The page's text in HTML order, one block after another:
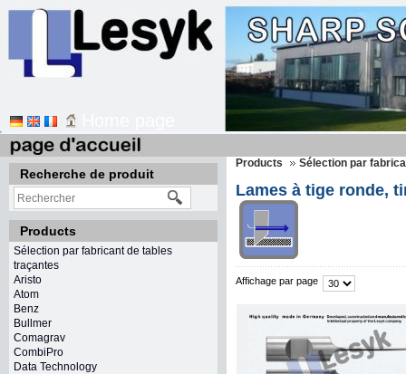
Recherche de produit
Products
Sélection par fabricant de tables
traçantes
Aristo
Atom
Benz
Bullmer
Comagrav
CombiPro
Data Technology
Products Sélection par
Lames à tige ronde,
Affichage par page